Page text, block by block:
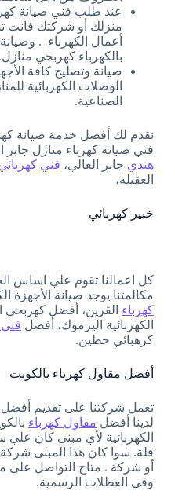
عند طلب فني صيانة
منزلك أو شركتك
أعمال الكهرباء .
بالكهرباء كهربجي منازل.
صيانة وتصليح كافة
الوصلات الكهربائية
الصناعية.
نقدم لك أفضل خدمة صيانة
فني صيانة كهرباء منازل
هندي جابر العالي، فني
العقيلة،
خبير كهربائي
كل اعمالنا تقوم علي اساس
مكالمتنا يوجد صيانة الأجهزة
كهرباء القرين، أفضل كهربحي
الكهربائية اليرموك، أفضل فني
كرهبائي حطين.
أفضل مقاول كهرباء بالكويت
تعمل شركتنا على تقديم أفضل
لدينا أفضل مقاول كهرباء
الكهربائية لأي مبنى كان
فلة. سوا كان هذا المبنى
أو شركة . متاح التواصل على
وفي العطلات الرسمية.